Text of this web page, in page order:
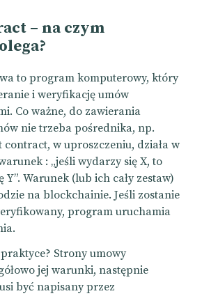
– na czym
to program komputerowy, który
i weryfikację umów
Co ważne, do zawierania
nie trzeba pośrednika, np.
w uproszczeniu, działa w
: „jeśli wydarzy się X, to
Warunek (lub ich cały zestaw)
na blockchainie. Jeśli zostanie
program uruchamia
Strony umowy
jej warunki, następnie
być napisany przez